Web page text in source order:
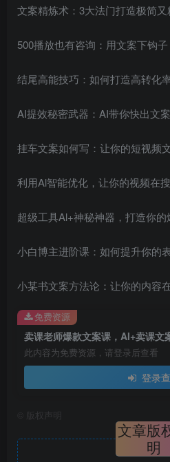
文案精炼术：3大法门打造极简
500播放也有咨询：用文案下钩
结尾高能技巧：如何打造高转化
AI提效秘密武器：AI带你快出文
挂车文案如何写：让你的短视频
利用Al智能优化，让你的视频在
超级工具Al+神秘神器，打造你
小白博主进阶课：如何提升你的
小某书文案方法论：让你的内容
此内容为免费资源，请登录后查看
登录
免费资源
版权声明
文章版
明